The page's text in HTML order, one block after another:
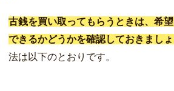
古銭を買い取ってもらうときは、希
できるかどうかを確認しておきまし
法は以下のとおりです。